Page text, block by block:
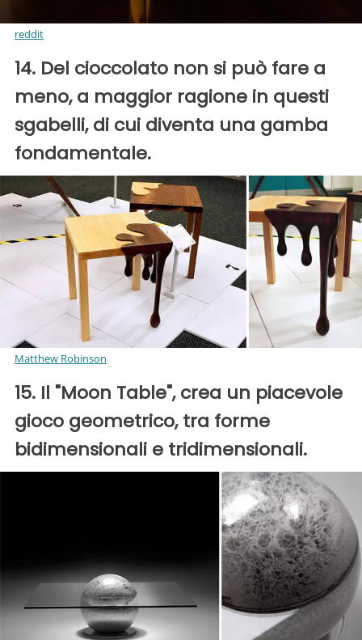
reddit
14. Del cioccolato non si può fare a
meno, a maggior ragione in questi
sgabelli, di cui diventa una gamba
fondamentale.
Matthew Robinson
15. Il "Moon Table", crea un piacevole
gioco geometrico, tra forme
bidimensionali e tridimensionali.